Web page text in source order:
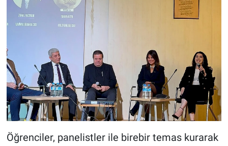
Öğrenciler, panelistler ile birebir temas kurarak